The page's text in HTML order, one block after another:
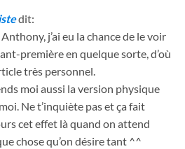
dit:
j’ai eu la chance de le voir
première en quelque sorte, d’où
très personnel.
moi aussi la version physique
Ne t’inquiète pas et ça fait
cet effet là quand on attend
chose qu’on désire tant ^^